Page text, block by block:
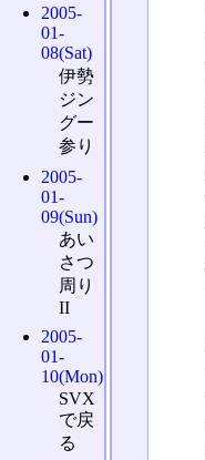
2005-
01-
08(Sat)
伊勢
ジン
グー
参り
2005-
01-
09(Sun)
あい
さつ
周り
II
2005-
01-
10(Mon)
SVX
で戻
る